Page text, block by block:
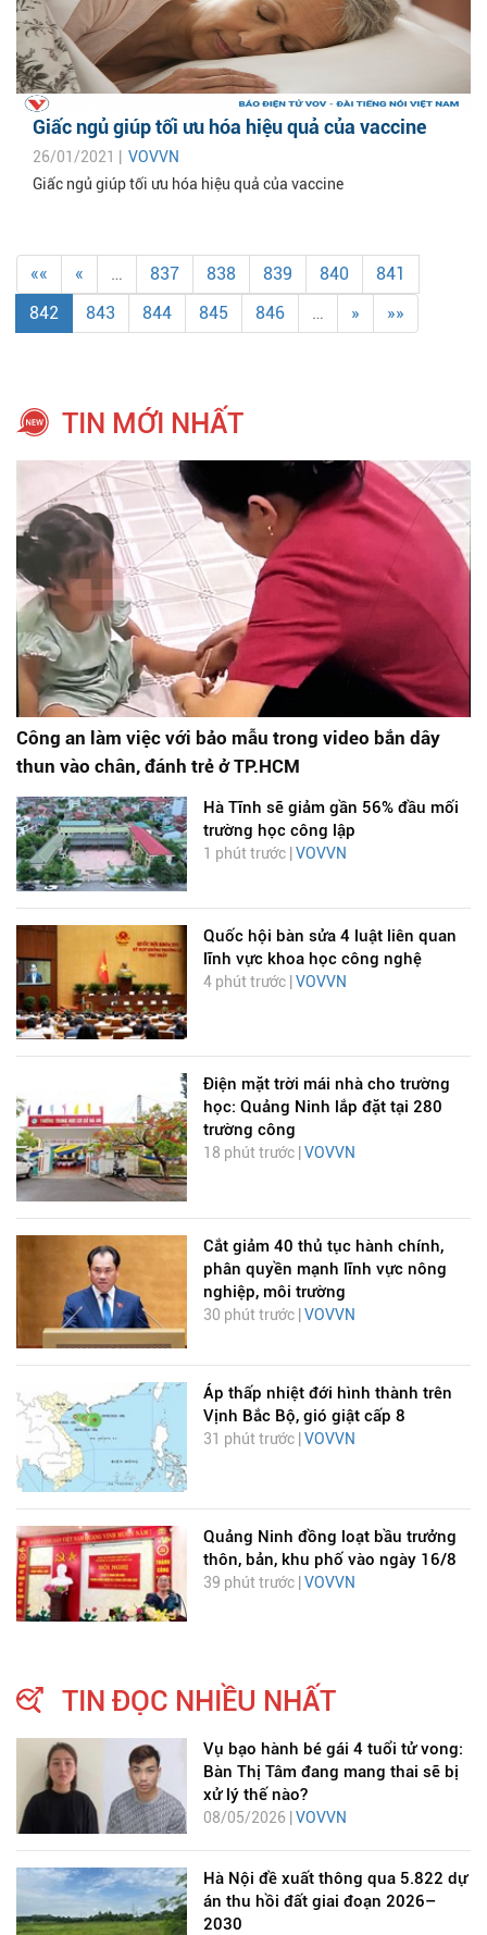
Giấc ngủ giúp tối ưu hóa hiệu quả của vaccine
26/01/2021 | VOVVN
Giấc ngủ giúp tối ưu hóa hiệu quả của vaccine
«« « … 837 838 839 840
841
842
843 844 845 846 … » »»
TIN MỚI NHẤT
Công an làm việc với bảo mẫu trong video bắn dây
thun vào chân, đánh trẻ ở TP.HCM
Hà Tĩnh sẽ giảm gần 56% đầu mối
trường học công lập
1 phút trước |VOVVN
Quốc hội bàn sửa 4 luật liên quan
lĩnh vực khoa học công nghệ
4 phút trước | VOVVN
Điện mặt trời mái nhà cho trường
học: Quảng Ninh lắp đặt tại 280
trường công
18 phút trước | VOVVN
Cắt giảm 40 thủ tục hành chính,
phân quyền mạnh lĩnh vực nông
nghiệp, môi trường
30 phút trước | VOVVN
Áp thấp nhiệt đới hình thành trên
Vịnh Bắc Bộ, gió giật cấp 8
31 phút trước | VOVVN
Quảng Ninh đồng loạt bầu trưởng
thôn, bản, khu phố vào ngày 16/8
39 phút trước | VOVVN
TIN ĐỌC NHIỀU NHẤT
Vụ bạo hành bé gái 4 tuổi tử vong:
Bàn Thị Tâm đang mang thai sẽ bị
xử lý thế nào?
08/05/2026 | VOVVN
Hà Nội đề xuất thông qua 5.822 dự
án thu hồi đất giai đoạn 2026–
2030